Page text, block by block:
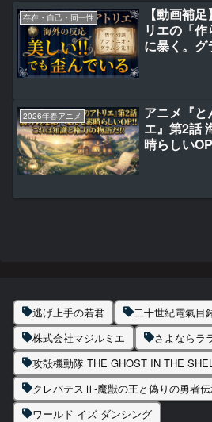
存在・自己・同一性
【動画補
リエの「
に暴く。グ
2026年春アニメ
アニメ『と
エ』第2話
晴らしい
逃げ上手の若君
二十世紀電氣目
株式会社マジルミエ
さよならラ
攻殻機動隊 THE GHOST IN THE
クレバテスⅡ-魔獣の王と偽りの勇者
ワールド イズ ダンシング